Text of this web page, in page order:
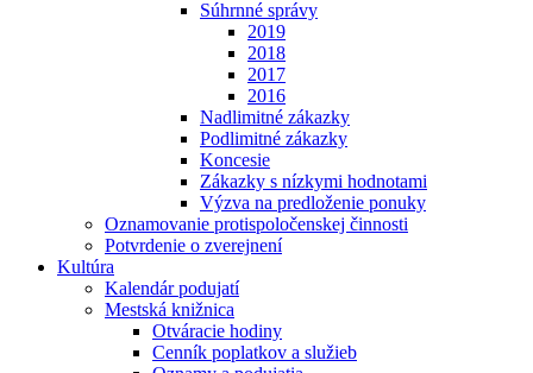
Súhrnné správy
2019
2018
2017
2016
Nadlimitné zákazky
Podlimitné zákazky
Koncesie
Zákazky s nízkymi hodnotami
Výzva na predloženie ponuky
Oznamovanie protispoločenskej činnosti
Potvrdenie o zverejnení
Kultúra
Kalendár podujatí
Mestská knižnica
Otváracie hodiny
Cenník poplatkov a služieb